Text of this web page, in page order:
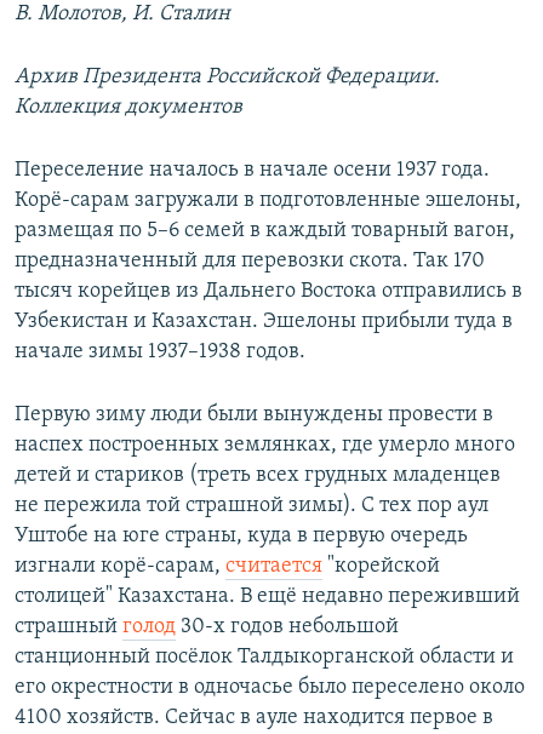
В. Молотов, И. Сталин
Архив Президента Российской Федерации.
Коллекция документов
Переселение началось в начале осени 1937 года.
Корё-сарам загружали в подготовленные эшелоны,
размещая по 5–6 семей в каждый товарный вагон,
предназначенный для перевозки скота. Так 170
тысяч корейцев из Дальнего Востока отправились в
Узбекистан и Казахстан. Эшелоны прибыли туда в
начале зимы 1937–1938 годов.
Первую зиму люди были вынуждены провести в
наспех построенных землянках, где умерло много
детей и стариков (треть всех грудных младенцев
не пережила той страшной зимы). С тех пор аул
Уштобе на юге страны, куда в первую очередь
изгнали корё-сарам, считается "корейской
столицей" Казахстана. В ещё недавно переживший
страшный голод 30-х годов небольшой
станционный посёлок Талдыкорганской области и
его окрестности в одночасье было переселено около
4100 хозяйств. Сейчас в ауле находится первое в